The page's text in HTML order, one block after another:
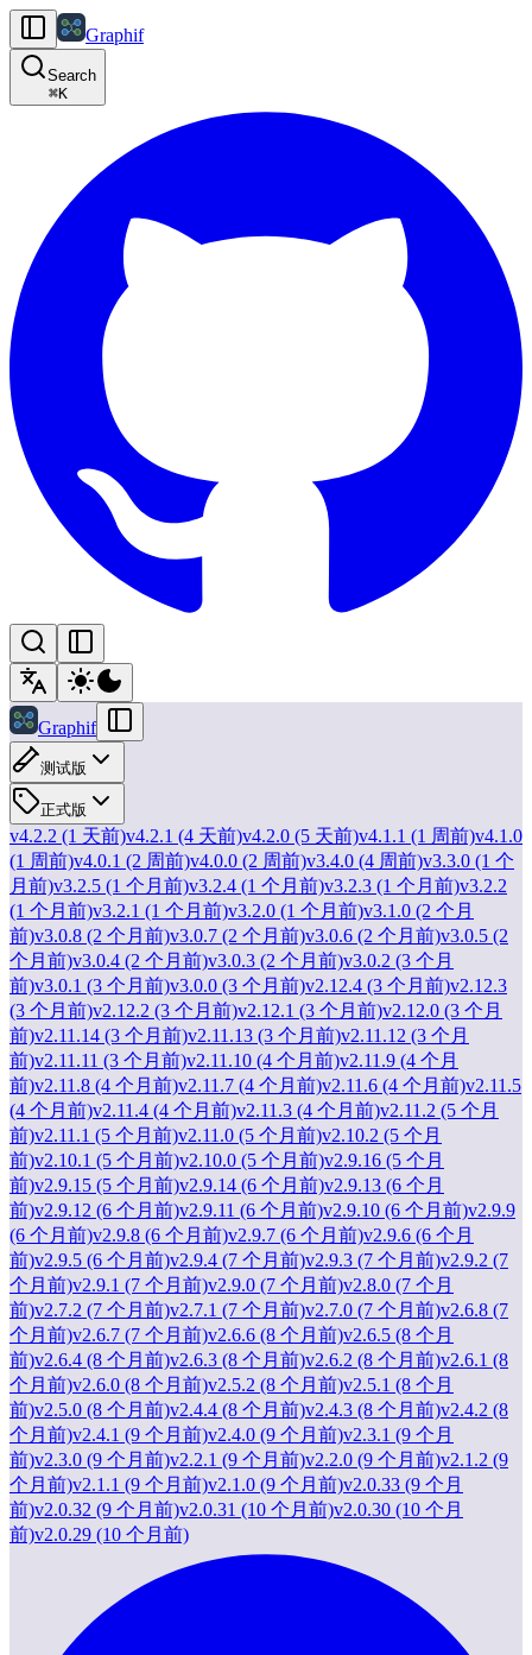
Graphif
Search
⌘K
Graphif
测试版
正式版
v4.2.2 (1 天前)v4.2.1 (4 天前)v4.2.0 (5 天前)v4.1.1 (1 周前)v4.1.0
(1 周前)v4.0.1 (2 周前)v4.0.0 (2 周前)v3.4.0 (4 周前)v3.3.0 (1 个
月前)v3.2.5 (1 个月前)v3.2.4 (1 个月前)v3.2.3 (1 个月前)v3.2.2
(1 个月前)v3.2.1 (1 个月前)v3.2.0 (1 个月前)v3.1.0 (2 个月
前)v3.0.8 (2 个月前)v3.0.7 (2 个月前)v3.0.6 (2 个月前)v3.0.5 (2
个月前)v3.0.4 (2 个月前)v3.0.3 (2 个月前)v3.0.2 (3 个月
前)v3.0.1 (3 个月前)v3.0.0 (3 个月前)v2.12.4 (3 个月前)v2.12.3
(3 个月前)v2.12.2 (3 个月前)v2.12.1 (3 个月前)v2.12.0 (3 个月
前)v2.11.14 (3 个月前)v2.11.13 (3 个月前)v2.11.12 (3 个月
前)v2.11.11 (3 个月前)v2.11.10 (4 个月前)v2.11.9 (4 个月
前)v2.11.8 (4 个月前)v2.11.7 (4 个月前)v2.11.6 (4 个月前)v2.11.5
(4 个月前)v2.11.4 (4 个月前)v2.11.3 (4 个月前)v2.11.2 (5 个月
前)v2.11.1 (5 个月前)v2.11.0 (5 个月前)v2.10.2 (5 个月
前)v2.10.1 (5 个月前)v2.10.0 (5 个月前)v2.9.16 (5 个月
前)v2.9.15 (5 个月前)v2.9.14 (6 个月前)v2.9.13 (6 个月
前)v2.9.12 (6 个月前)v2.9.11 (6 个月前)v2.9.10 (6 个月前)v2.9.9
(6 个月前)v2.9.8 (6 个月前)v2.9.7 (6 个月前)v2.9.6 (6 个月
前)v2.9.5 (6 个月前)v2.9.4 (7 个月前)v2.9.3 (7 个月前)v2.9.2 (7
个月前)v2.9.1 (7 个月前)v2.9.0 (7 个月前)v2.8.0 (7 个月
前)v2.7.2 (7 个月前)v2.7.1 (7 个月前)v2.7.0 (7 个月前)v2.6.8 (7
个月前)v2.6.7 (7 个月前)v2.6.6 (8 个月前)v2.6.5 (8 个月
前)v2.6.4 (8 个月前)v2.6.3 (8 个月前)v2.6.2 (8 个月前)v2.6.1 (8
个月前)v2.6.0 (8 个月前)v2.5.2 (8 个月前)v2.5.1 (8 个月
前)v2.5.0 (8 个月前)v2.4.4 (8 个月前)v2.4.3 (8 个月前)v2.4.2 (8
个月前)v2.4.1 (9 个月前)v2.4.0 (9 个月前)v2.3.1 (9 个月
前)v2.3.0 (9 个月前)v2.2.1 (9 个月前)v2.2.0 (9 个月前)v2.1.2 (9
个月前)v2.1.1 (9 个月前)v2.1.0 (9 个月前)v2.0.33 (9 个月
前)v2.0.32 (9 个月前)v2.0.31 (10 个月前)v2.0.30 (10 个月
前)v2.0.29 (10 个月前)